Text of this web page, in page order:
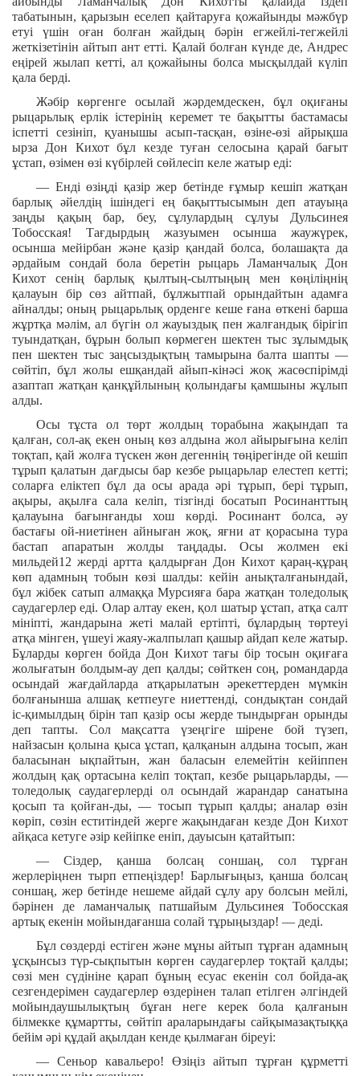
табатынын, қарызын еселеп қайтаруға қожайынды мәжбүр
етуі үшін оған болған жайдың бәрін егжейлі-тегжейлі
жеткізетінін айтып ант етті. Қалай болған күнде де, Андрес
еңірей жылап кетті, ал қожайыны болса мысқылдай күліп
қала берді.
Жәбір көргенге осылай жәрдемдескен, бұл оқиғаны
рыцарьлық ерлік істерінің керемет те бақытты бастамасы
іспетті сезініп, қуанышы асып-тасқан, өзіне-өзі айрықша
ырза Дон Кихот бұл кезде туған селосына қарай бағыт
ұстап, өзімен өзі күбірлей сөйлесіп келе жатыр еді:
— Енді өзіңді қазір жер бетінде ғұмыр кешіп жатқан
барлық әйелдің ішіндегі ең бақыттысымын деп атауыңа
заңды қақың бар, беу, сұлулардың сұлуы Дульсинея
Тобосская! Тағдырдың жазуымен осынша жаужүрек,
осынша мейірбан және қазір қандай болса, болашақта да
әрдайым сондай бола беретін рыцарь Ламанчалық Дон
Кихот сенің барлық қылтың-сылтыңың мен көңіліңнің
қалауын бір сөз айтпай, бұлжытпай орындайтын адамға
айналды; оның рыцарьлық орденге кеше ғана өткені барша
жұртқа мәлім, ал бүгін ол жауыздық пен жалғандық бірігіп
туындатқан, бұрын болып көрмеген шектен тыс зұлымдық
пен шектен тыс заңсыздықтың тамырына балта шапты —
сөйтіп, бұл жолы ешқандай айып-кінәсі жоқ жасөспірімді
азаптап жатқан қанқұйлының қолындағы қамшыны жұлып
алды.
Осы тұста ол төрт жолдың торабына жақындап та
қалған, сол-ақ екен оның көз алдына жол айырығына келіп
тоқтап, қай жолға түскен жөн дегеннің төңірегінде ой кешіп
тұрып қалатын дағдысы бар кезбе рыцарьлар елестеп кетті;
соларға еліктеп бұл да осы арада әрі тұрып, бері тұрып,
ақыры, ақылға сала келіп, тізгінді босатып Росинанттың
қалауына бағынғанды хош көрді. Росинант болса, әу
бастағы ой-ниетінен айныған жоқ, яғни ат қорасына тура
бастап апаратын жолды таңдады. Осы жолмен екі
мильдей12 жерді артта қалдырған Дон Кихот қараң-құраң
көп адамның тобын көзі шалды: кейін анықталғанындай,
бұл жібек сатып алмаққа Мурсияға бара жатқан толедолық
саудагерлер еді. Олар алтау екен, қол шатыр ұстап, атқа салт
мініпті, жандарына жеті малай ертіпті, бұлардың төртеуі
атқа мінген, үшеуі жаяу-жалпылап қашыр айдап келе жатыр.
Бұларды көрген бойда Дон Кихот тағы бір тосын оқиғаға
жолығатын болдым-ау деп қалды; сөйткен соң, романдарда
осындай жағдайларда атқарылатын әрекеттерден мүмкін
болғанынша алшақ кетпеуге ниеттенді, сондықтан сондай
іс-қимылдың бірін тап қазір осы жерде тындырған орынды
деп тапты. Сол мақсатта үзеңгіге шірене бой түзеп,
найзасын қолына қыса ұстап, қалқанын алдына тосып, жан
баласынан ықпайтын, жан баласын елемейтін кейіппен
жолдың қақ ортасына келіп тоқтап, кезбе рыцарьларды, —
толедолық саудагерлерді ол осындай жарандар санатына
қосып та қойған-ды, — тосып тұрып қалды; аналар өзін
көріп, сөзін еститіндей жерге жақындаған кезде Дон Кихот
айқаса кетуге әзір кейіпке еніп, дауысын қатайтып:
— Сіздер, қанша болсаң соншаң, сол тұрған
жерлеріңнен тырп етпеңіздер! Барлығыңыз, қанша болсаң
соншаң, жер бетінде нешеме айдай сұлу ару болсын мейлі,
бәрінен де ламанчалық патшайым Дульсинея Тобосская
артық екенін мойындағанша солай тұрыңыздар! — деді.
Бұл сөздерді естіген және мұны айтып тұрған адамның
ұсқынсыз түр-сықпытын көрген саудагерлер тоқтай қалды;
сөзі мен сүдініне қарап бұның есуас екенін сол бойда-ақ
сезгендерімен саудагерлер өздерінен талап етілген әлгіндей
мойындаушылықтың бұған неге керек бола қалғанын
білмекке құмартты, сөйтіп араларындағы сайқымазақтыққа
бейім әрі құдай ақылдан кенде қылмаған біреуі:
— Сеньор кавальеро! Өзіңіз айтып тұрған құрметті